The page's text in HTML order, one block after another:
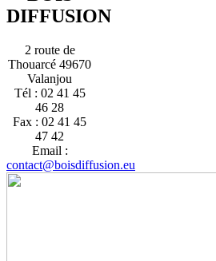
DIFFUSION
2 route de
Thouarcé 49670
Valanjou
Tél : 02 41 45
46 28
Fax : 02 41 45
47 42
Email :
contact@boisdiffusion.eu